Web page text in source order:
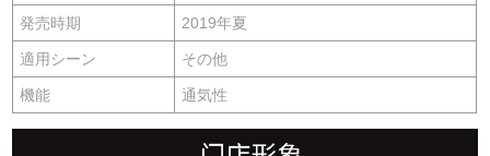
発売時期 2019年夏
適用シーン その他
機能 通気性